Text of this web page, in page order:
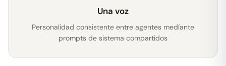
Una voz
Personalidad consistente entre agentes medíante
prompts de sistema compartidos